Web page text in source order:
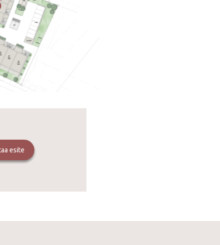
esite